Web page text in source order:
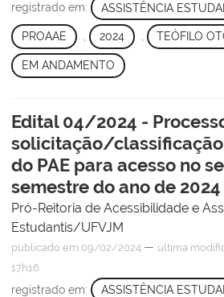
registrado em: ASSISTÊNCIA
PROAAE , 2024 , TEÓFILO
EM ANDAMENTO
Edital 04/2024 -
solicitação/
do PAE para acesso no
semestre do ano de
Pró-Reitoria de Acessibilidade e
Estudantis/UFVJM
publicado em 09/02/2024 — última
17h16
registrado em: ASSISTÊNCIA